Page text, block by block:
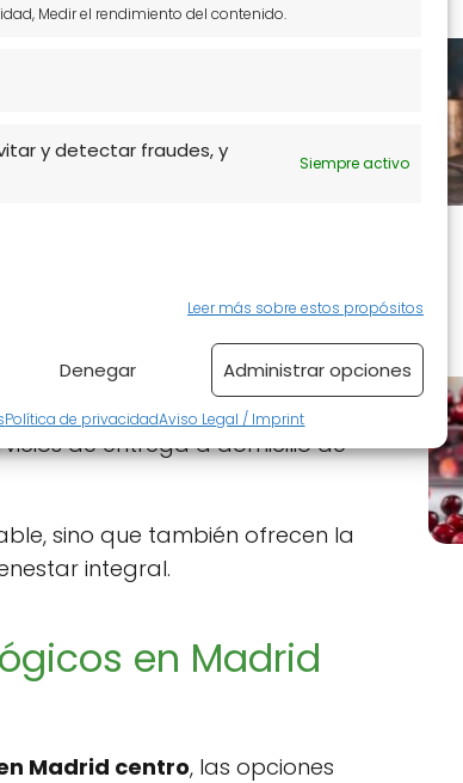
Medir el rendimiento del contenido.
y detectar fraudes, y
Siempre activo
Leer más sobre estos propósitos
Denegar Administrar opciones
Política de privacidadAviso Legal / Imprint
que se destacan por su
se encuentran:
100% BIO, con un
alimentos hasta
bio y su ambiente
de entrega a domicilio de
sino que también ofrecen la
integral.
en Madrid
Madrid centro, las opciones